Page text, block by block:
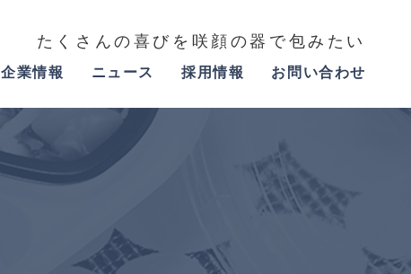
たくさんの喜びを咲顔の器で包みたい
企業情報 ニュース 採用情報 お問い合わせ